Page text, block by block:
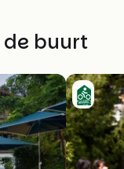
de buurt